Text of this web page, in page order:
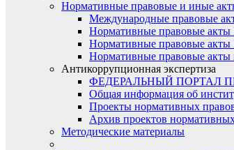
Нормативные правовые и иные
Международные правовые
Нормативные правовые
Нормативные правовые
Нормативные правовые
Антикоррупционная экспертиза
ФЕДЕРАЛЬНЫЙ ПОРТАЛ
Общая информация об
Проекты нормативных
Архив проектов
Методические материалы